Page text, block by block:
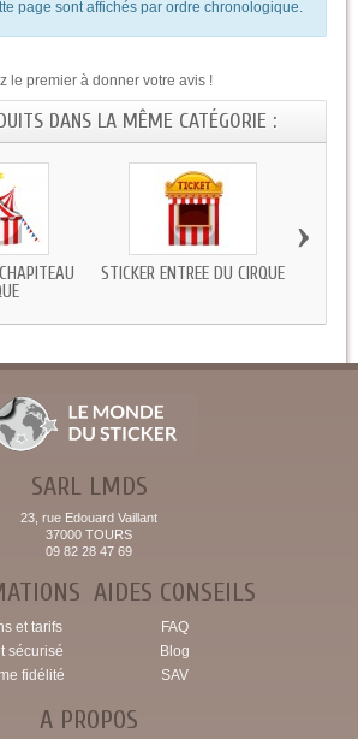
page sont affichés par ordre chronologique.
le premier à donner votre avis !
DANS LA MÊME CATÉGORIE :
STICKER ENTRÉE DU CIRQUE
›
SARL LMDS
23, rue Edouard Vaillant
37000 TOURS
09 82 28 47 69
et tarifs
sécurisé
fidélité
AIDES CONSEILS
FAQ
Blog
SAV
A PROPOS